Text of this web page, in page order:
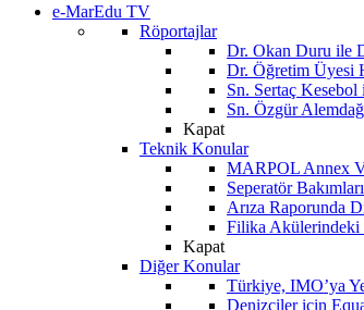
e-MarEdu TV
Röportajlar
Dr. Okan Duru ile
Dr. Öğretim Üyesi
Sn. Sertaç
Sn. Özgür
Kapat
Teknik Konular
MARPOL Annex
Seperatör
Arıza Raporunda
Filika Akülerindeki
Kapat
Diğer Konular
Türkiye, IMO’ya
Denizciler için